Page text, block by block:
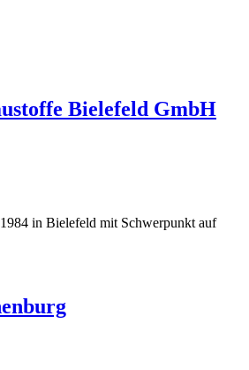
Bielefeld GmbH
in Bielefeld mit Schwerpunkt auf